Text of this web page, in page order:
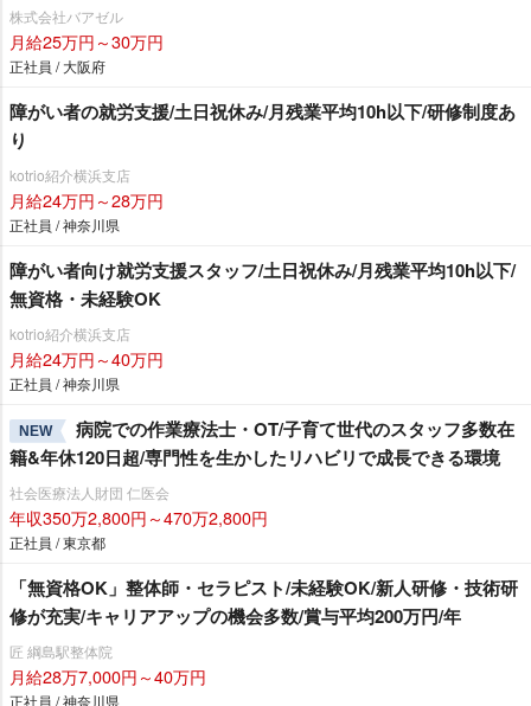
株式会社バアゼル
月給25万円～30万円
正社員 / 大阪府
障がい者の就労支援/土日祝休み/月残業平均10h以下/研修制度あ
り
kotrio紹介横浜支店
月給24万円～28万円
正社員 / 神奈川県
障がい者向け就労支援スタッフ/土日祝休み/月残業平均10h以下/
無資格・未経験OK
kotrio紹介横浜支店
月給24万円～40万円
正社員 / 神奈川県
NEW
病院での作業療法士・OT/子育て世代のスタッフ多数在
籍&年休120日超/専門性を生かしたリハビリで成長できる環境
社会医療法人財団 仁医会
年収350万2,800円～470万2,800円
正社員 / 東京都
「無資格OK」整体師・セラピスト/未経験OK/新人研修・技術研
修が充実/キャリアアップの機会多数/賞与平均200万円/年
匠 綱島駅整体院
月給28万7,000円～40万円
正社員 / 神奈川県